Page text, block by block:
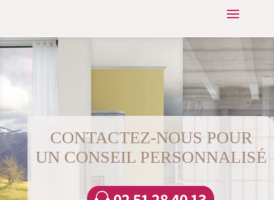
CONTACTEZ-NOUS POUR
UN CONSEIL PERSONNALISÉ